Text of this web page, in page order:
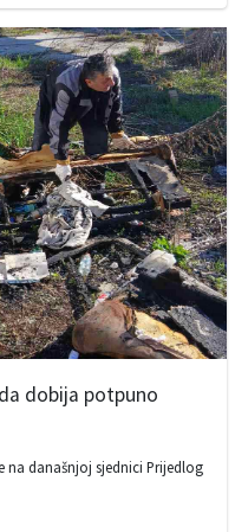
dobija potpuno
na današnjoj sjednici Prijedlog